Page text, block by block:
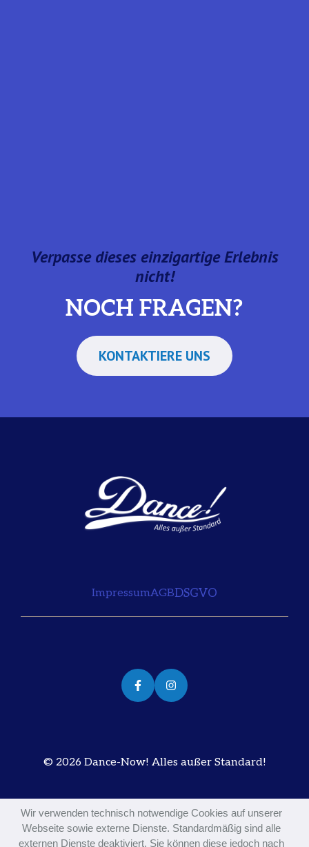
Verpasse dieses einzigartige Erlebnis
nicht!
NOCH FRAGEN?
KONTAKTIERE UNS
ImpressumAGBDSGVO
© 2026 Dance-Now! Alles außer Standard!
Wir verwenden technisch notwendige Cookies auf unserer
Webseite sowie externe Dienste. Standardmäßig sind alle
externen Dienste deaktiviert. Sie können diese jedoch nach